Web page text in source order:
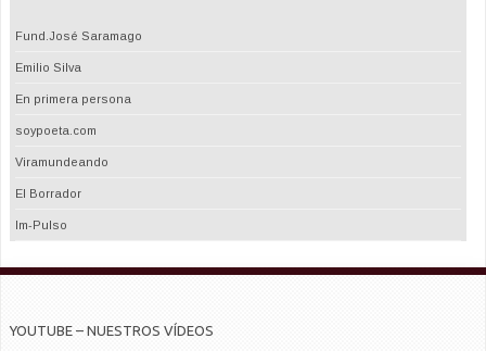
Fund.José Saramago
Emilio Silva
En primera persona
soypoeta.com
Viramundeando
El Borrador
Im-Pulso
YOUTUBE – NUESTROS VÍDEOS